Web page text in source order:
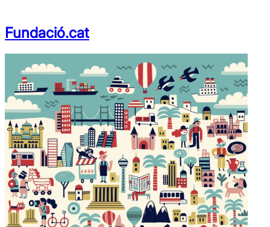
Fundació.cat